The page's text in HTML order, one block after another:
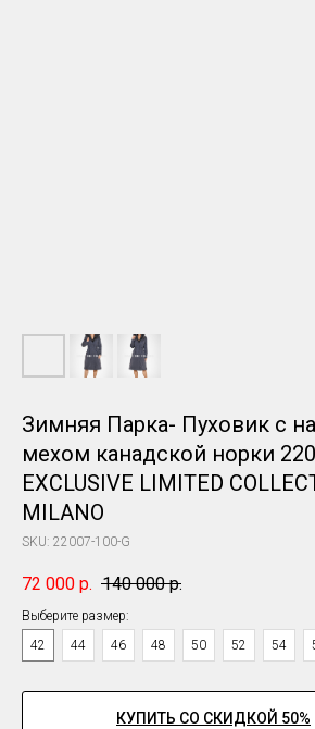
Зимняя Парка- Пуховик с
мехом канадской норки
EXCLUSIVE LIMITED
MILANO
SKU: 22007-100-G
72 000 р. 140 000 р.
Выберите размер:
42
44 46 48 50 52 54
КУПИТЬ СО СКИДКОЙ 50%